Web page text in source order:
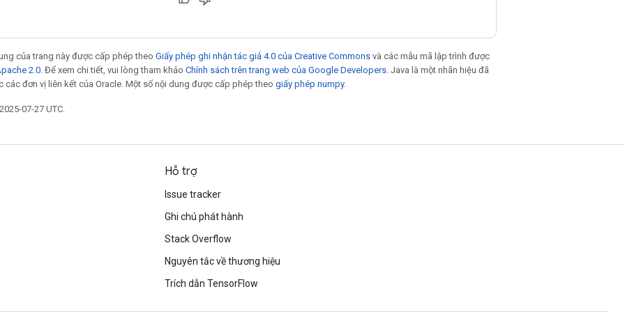
của trang này được cấp phép theo Giấy phép ghi nhận tác giả 4.0 của Creative Commons và các mẫu mã lập trình được
2.0 . Để xem chi tiết, vui lòng tham khảo Chính sách trên trang web của Google Developers . Java là một nhãn hiệu đã
các đơn vị liên kết của Oracle. Một số nội dung được cấp phép theo giấy phép numpy.
07-27 UTC.
Hỗ trợ
Issue tracker
Ghi chú phát hành
Stack Overflow
Nguyên tắc về thương hiệu
Trích dẫn TensorFlow